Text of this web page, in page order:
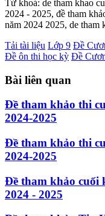
Từ khoá: de tham khao
2024 - 2025, đề tham
năm 2024 2025, de
Tải tài liệu Lớp 9 Đề
Đề ôn thi học kỳ Đề
Bài liên quan
Đề tham khảo thi
2024-2025
Đề tham khảo thi
2024-2025
Đề tham khảo cuối
2024 - 2025